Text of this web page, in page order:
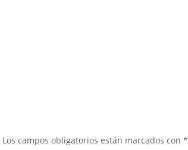
Los campos obligatorios están marcados con*